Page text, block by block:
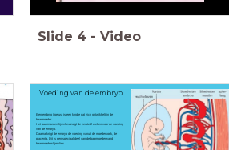
Slide 4 - Video
Voeding van de embryo
Een embryo (foetus) is een kindje dat zich ontwikkelt in de
baarmoeder.
Het baarmoederslijmvlies zorgt de eerste 2 weken voor de voeding
van de embryo.
Daarna krijgt de embryo de voeding vanuit de moederkoek, de
placenta. Dit is een speciaal deel van de baarmoederwand /
baarmoederslijmvlies.